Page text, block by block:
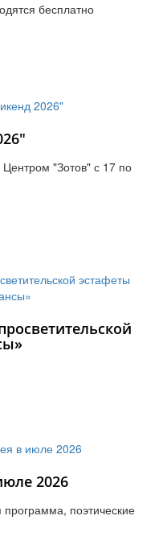
бесплатно
"Зотов" с 17 по
2026
программа, поэтические